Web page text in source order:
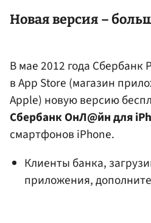
Новая версия –
В мае 2012 года Сбербанк
в App Store (магазин
Apple) новую версию
Сбербанк ОнЛ@йн для
смартфонов iPhone.
Клиенты банка,
приложения,